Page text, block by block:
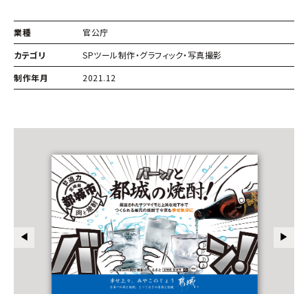
業種
官公庁
カテゴリ
SPツール制作・グラフィック・写真撮影
制作年月
2021.12
◀︎ ▶︎